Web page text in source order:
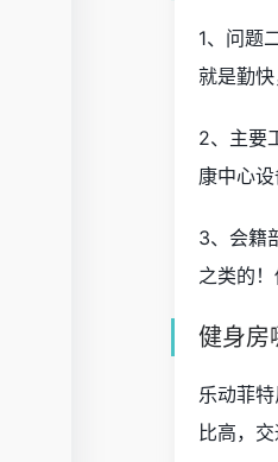
1、问题
就是勤快
2、主要
康中心
3、会籍
之类的
健身房
乐动菲
比高，交